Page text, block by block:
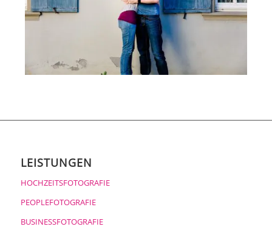
LEISTUNGEN
HOCHZEITSFOTOGRAFIE
PEOPLEFOTOGRAFIE
BUSINESSFOTOGRAFIE